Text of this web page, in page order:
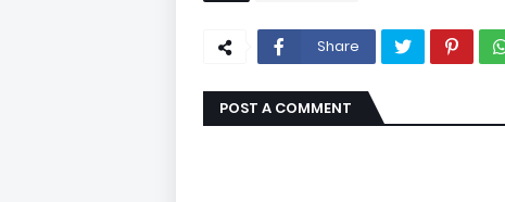
Share
POST A COMMENT